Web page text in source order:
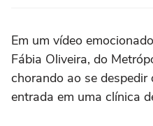
Em um vídeo
Fábia Oliveira, do
chorando ao se
entrada em uma clínica